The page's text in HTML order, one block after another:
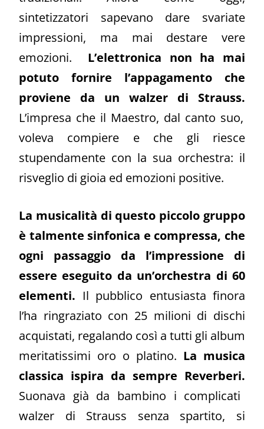
sintetizzatori sapevano dare svariate
impressioni, ma mai destare vere
emozioni. L’elettronica non ha mai
potuto fornire l’appagamento che
proviene da un walzer di Strauss.
L’impresa che il Maestro, dal canto suo,
voleva compiere e che gli riesce
stupendamente con la sua orchestra: il
risveglio di gioia ed emozioni positive.
La musicalità di questo piccolo gruppo
è talmente sinfonica e compressa, che
ogni passaggio da l’impressione di
essere eseguito da un’orchestra di 60
elementi. Il pubblico entusiasta finora
l’ha ringraziato con 25 milioni di dischi
acquistati, regalando così a tutti gli album
meritatissimi oro o platino. La musica
classica ispira da sempre Reverberi.
Suonava già da bambino i complicati
walzer di Strauss senza spartito, si